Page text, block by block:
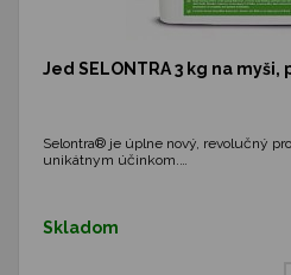
Jed SELONTRA 3 kg na myši,
Selontra® je úplne nový, revolučný
unikátnym účinkom.…
Skladom